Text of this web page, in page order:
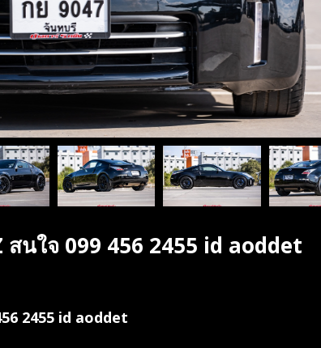
นใจ 099 456 2455 id aoddet
2455 id aoddet